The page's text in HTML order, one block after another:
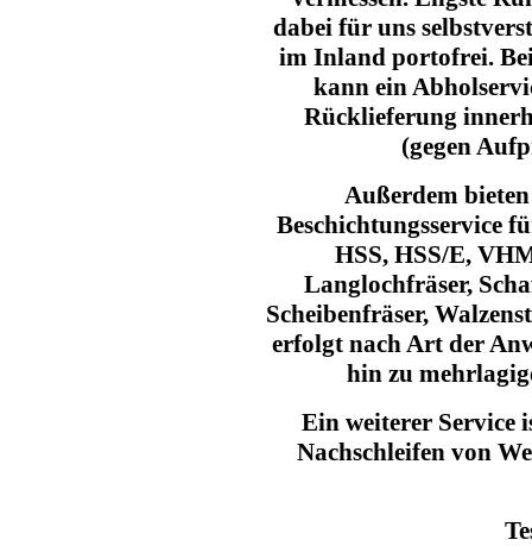
dabei für uns
im Inland portofrei.
kann ein
Rücklieferung
(gegen
Außerdem
Beschichtungsservice
HSS, HSS/E,
Langlochfräser,
Scheibenfräser,
erfolgt nach Art der
hin zu
Ein weiterer Service
Nachschleifen von